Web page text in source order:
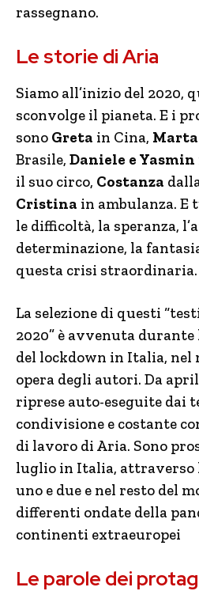
rassegnano.
Le storie di Aria
Siamo all’inizio del 2020,
sconvolge il pianeta. E i
sono Greta in Cina, Marta
Brasile, Daniele e Yasmin
il suo circo, Costanza
Cristina in ambulanza. E
le difficoltà, la speranza,
determinazione, la
questa crisi straordinaria.
La selezione di questi
2020” è avvenuta
del lockdown in Italia, nel
opera degli autori. Da
riprese auto-eseguite dai
condivisione e costante
di lavoro di Aria. Sono
luglio in Italia, attraverso
uno e due e nel resto del
differenti ondate della
continenti extraeuropei
Le parole dei